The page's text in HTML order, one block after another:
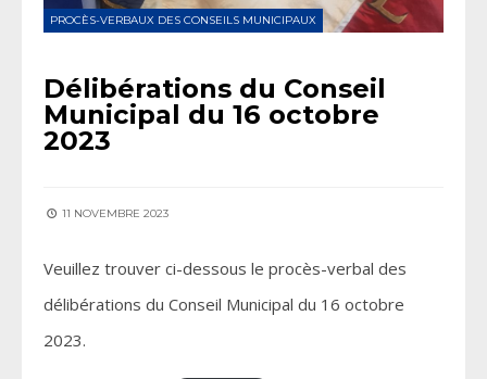
PROCÈS-VERBAUX DES CONSEILS MUNICIPAUX
Délibérations du Conseil
Municipal du 16 octobre
2023
11 NOVEMBRE 2023
Veuillez trouver ci-dessous le procès-verbal des
délibérations du Conseil Municipal du 16 octobre
2023.